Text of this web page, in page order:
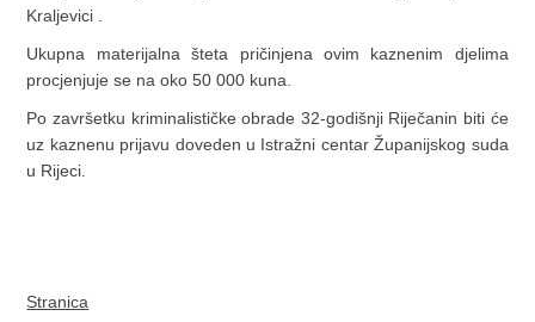
Kraljevici .
Ukupna materijalna šteta pričinjena ovim kaznenim djelima
procjenjuje se na oko 50 000 kuna.
Po završetku kriminalističke obrade 32-godišnji Riječanin biti će
uz kaznenu prijavu doveden u Istražni centar Županijskog suda
u Rijeci.
Stranica